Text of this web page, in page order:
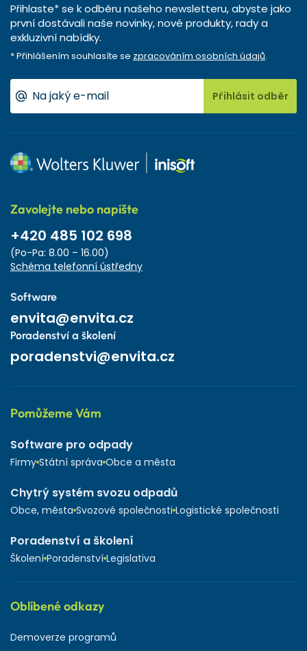
Přihlaste* se k odběru našeho newsletteru, abyste jako
první dostávali naše novinky, nové produkty, rady a
exkluzivní nabídky.
* Přihlášením souhlasíte se zpracováním osobních údajů.
Přihlásit odběr
Zavolejte nebo napište
+420 485 102 698
(Po-Pa: 8.00 – 16.00)
Schéma telefonní ústředny
Software
envita@envita.cz
Poradenství a školení
poradenstvi@envita.cz
Pomůžeme Vám
Software pro odpady
Firmy Státní správa Obce a města
Chytrý systém svozu odpadů
Obce, města Svozové společnosti Logistické společnosti
Poradenství a školení
Školení Poradenství Legislativa
Oblíbené odkazy
Demoverze programů